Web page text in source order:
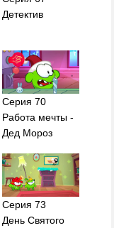
Детектив
Серия 70
Работа мечты -
Дед Мороз
Серия 73
День Святого